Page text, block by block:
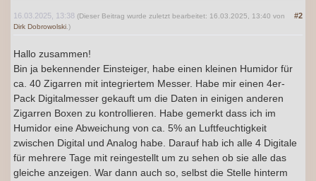
#2
16.03.2025, 13:38(Dieser Beitrag wurde zuletzt bearbeitet: 16.03.2025, 13:40 von
Dirk Dobrowolski .)
Hallo zusammen!
Bin ja bekennender Einsteiger, habe einen kleinen Humidor für
ca. 40 Zigarren mit integriertem Messer. Habe mir einen 4er-
Pack Digitalmesser gekauft um die Daten in einigen anderen
Zigarren Boxen zu kontrollieren. Habe gemerkt dass ich im
Humidor eine Abweichung von ca. 5% an Luftfeuchtigkeit
zwischen Digital und Analog habe. Darauf hab ich alle 4 Digitale
für mehrere Tage mit reingestellt um zu sehen ob sie alle das
gleiche anzeigen. War dann auch so, selbst die Stelle hinterm